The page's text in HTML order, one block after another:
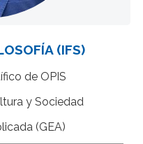
(IFS)
de OPIS
y Sociedad
(GEA)